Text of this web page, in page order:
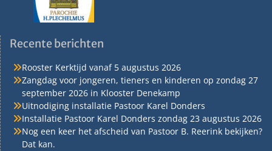
Recente berichten
Rooster Kerktijd vanaf 5 augustus 2026
Zangdag voor jongeren, tieners en kinderen op zondag 27
september 2026 in Klooster Denekamp
Uitnodiging installatie Pastoor Karel Donders
Installatie Pastoor Karel Donders zondag 23 augustus 2026
Nog een keer het afscheid van Pastoor B. Reerink bekijken?
Dat kan.